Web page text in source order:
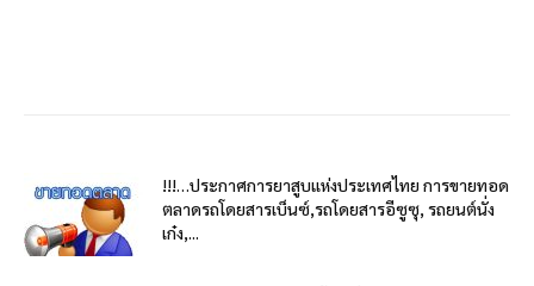
!!!…ประกาศการยาสูบแห่งประเทศไทย การขายทอด
ตลาดรถโดยสารเบ็นซ์,รถโดยสารอีซูซุ, รถยนต์นั่ง
เก๋ง,...